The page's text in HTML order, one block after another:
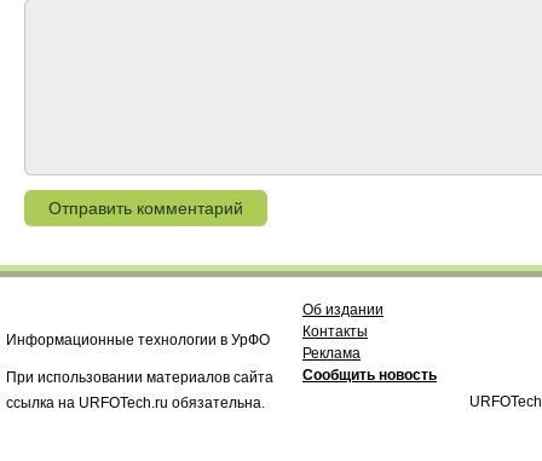
Информационные технологии в УрФО
При использовании материалов сайта
ссылка на URFOTech.ru обязательна.
Об издании
Контакты
Реклама
Сообщить новость